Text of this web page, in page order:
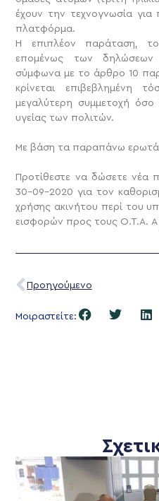
έχουν την τεχνογνωσία
πλατφόρμα.
Η επιπλέον παράταση,
επομένως των δηλώσεων
σύμφωνα με το άρθρο 10
κρίνεται επιβεβλημένη
μεγαλύτερη συμμετοχή
υγείας των πολιτών.
Με βάση τα παραπάνω
Προτίθεστε να δώσετε νέα
30-09-2020 για τον
χρήσης ακινήτου περί του
εισφορών προς τους Ο.Τ.Α.
Προηγούμενο
Μοιραστείτε: